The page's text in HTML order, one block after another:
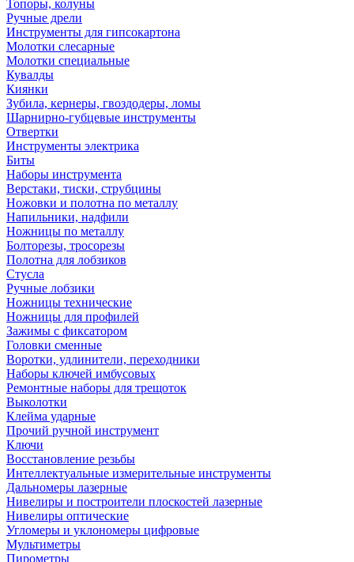
Топоры, колуны
Ручные дрели
Инструменты для гипсокартона
Молотки слесарные
Молотки специальные
Кувалды
Киянки
Зубила, кернеры, гвоздодеры, ломы
Шарнирно-губцевые инструменты
Отвертки
Инструменты электрика
Биты
Наборы инструмента
Верстаки, тиски, струбцины
Ножовки и полотна по металлу
Напильники, надфили
Ножницы по металлу
Болторезы, тросорезы
Полотна для лобзиков
Стусла
Ручные лобзики
Ножницы технические
Ножницы для профилей
Зажимы с фиксатором
Головки сменные
Воротки, удлинители, переходники
Наборы ключей имбусовых
Ремонтные наборы для трещоток
Выколотки
Клейма ударные
Прочий ручной инструмент
Ключи
Восстановление резьбы
Интеллектуальные измерительные инструменты
Дальномеры лазерные
Нивелиры и построители плоскостей лазерные
Нивелиры оптические
Угломеры и уклономеры цифровые
Мультиметры
Пирометры